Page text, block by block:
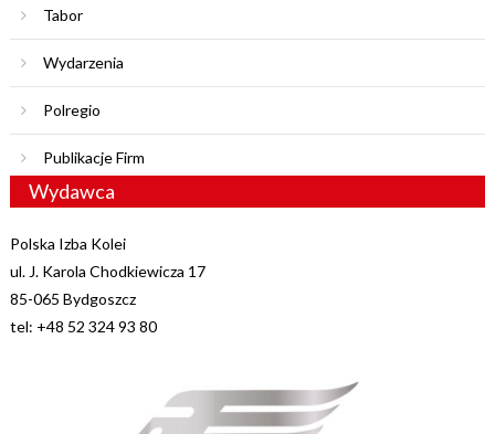
Tabor
Wydarzenia
Polregio
Publikacje Firm
Wydawca
Polska Izba Kolei
ul. J. Karola Chodkiewicza 17
85-065 Bydgoszcz
tel: +48 52 324 93 80